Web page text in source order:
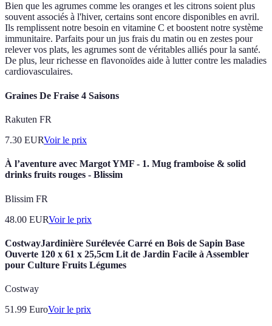
Bien que les agrumes comme les oranges et les citrons soient plus
souvent associés à l'hiver, certains sont encore disponibles en avril.
Ils remplissent notre besoin en vitamine C et boostent notre système
immunitaire. Parfaits pour un jus frais du matin ou en zestes pour
relever vos plats, les agrumes sont de véritables alliés pour la santé.
De plus, leur richesse en flavonoïdes aide à lutter contre les maladies
cardiovasculaires.
Graines De Fraise 4 Saisons
Rakuten FR
7.30 EURVoir le prix
À l’aventure avec Margot YMF - 1. Mug framboise & solid
drinks fruits rouges - Blissim
Blissim FR
48.00 EURVoir le prix
CostwayJardinière Surélevée Carré en Bois de Sapin Base
Ouverte 120 x 61 x 25,5cm Lit de Jardin Facile à Assembler
pour Culture Fruits Légumes
Costway
51.99 EuroVoir le prix